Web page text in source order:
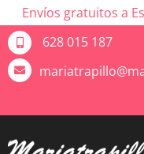
Envíos gratuitos a
628 015 187